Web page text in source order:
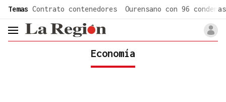
Temas Contrato contenedores Ourensano con 96 condenas
header.menu.open
Economía